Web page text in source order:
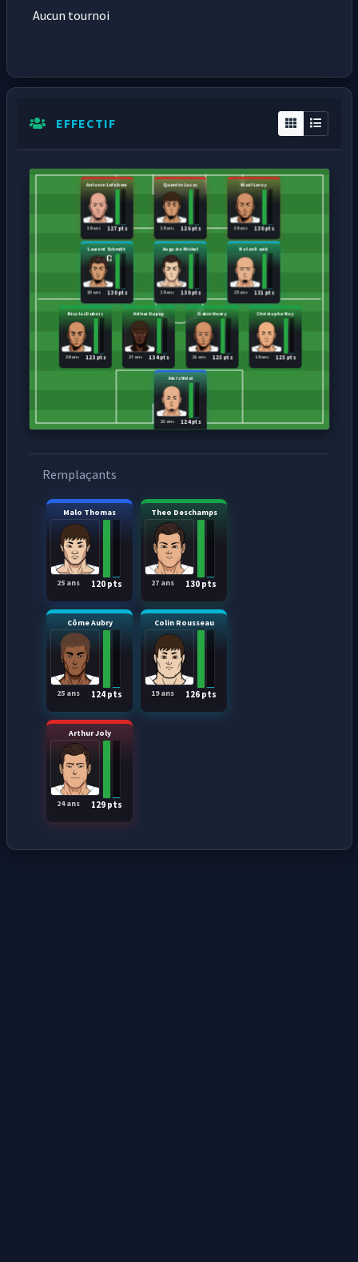
Aucun tournoi
EFFECTIF
Aloïs Vidal
124 pts
21 ans
Nicolas Dubois
123 pts
26 ans
Arthur Dupuy
134 pts
27 ans
Gabin Henry
125 pts
21 ans
Christophe Roy
125 pts
19 ans
Laurent Schmitt
130 pts
20 ans
Auguste Michel
130 pts
19 ans
Nolan David
131 pts
25 ans
Antonin Lefebvre
127 pts
19 ans
Quentin Lucas
126 pts
19 ans
Maël Leroy
130 pts
19 ans
Remplaçants
Malo Thomas
120 pts
25 ans
Theo Deschamps
130 pts
27 ans
Côme Aubry
124 pts
25 ans
Colin Rousseau
126 pts
19 ans
Arthur Joly
129 pts
24 ans